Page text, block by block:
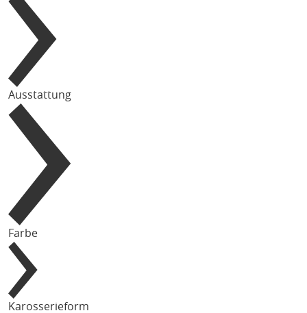
Ausstattung
Farbe
Karosserieform